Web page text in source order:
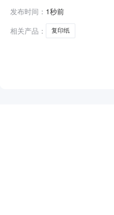
行政区划编码
发布时间： 1秒前
相关产品：
复印纸